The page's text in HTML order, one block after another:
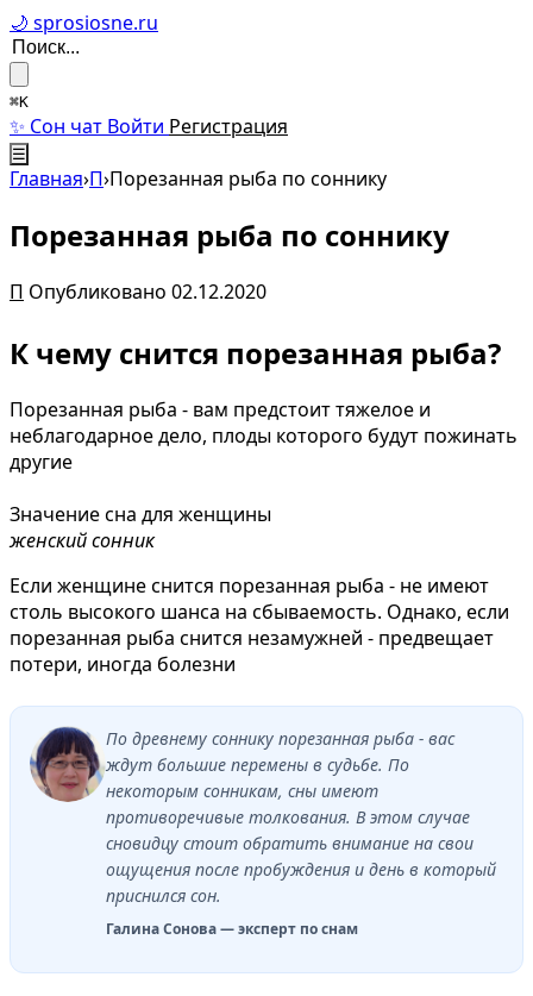
🌙 sprosiosne.ru
⌘K
✨ Сон чат Войти Регистрация
☰
Главная›П›Порезанная рыба по соннику
Порезанная рыба по соннику
П Опубликовано 02.12.2020
К чему снится порезанная рыба?
Порезанная рыба - вам предстоит тяжелое и
неблагодарное дело, плоды которого будут пожинать
другие
Значение сна для женщины
женский сонник
Если женщине снится порезанная рыба - не имеют
столь высокого шанса на сбываемость. Однако, если
порезанная рыба снится незамужней - предвещает
потери, иногда болезни
По древнему соннику порезанная рыба - вас
ждут большие перемены в судьбе. По
некоторым сонникам, сны имеют
противоречивые толкования. В этом случае
сновидцу стоит обратить внимание на свои
ощущения после пробуждения и день в который
приснился сон.
Галина Сонова — эксперт по снам